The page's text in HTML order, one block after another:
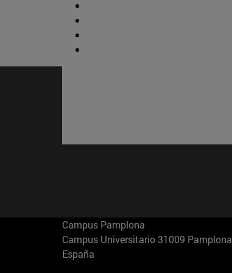
Campus Pamplona
Campus Universitario 31009 Pamplona
España